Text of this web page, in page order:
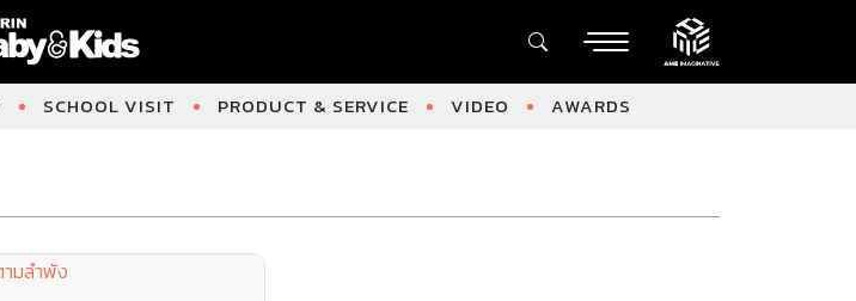
SCHOOL VISIT PRODUCT & SERVICE VIDEO AWARDS